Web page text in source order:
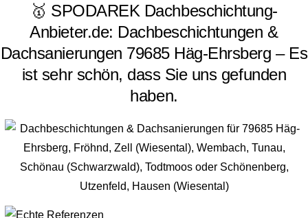
🥇 SPODAREK Dachbeschichtung-
Anbieter.de: Dachbeschichtungen &
Dachsanierungen 79685 Häg-Ehrsberg – Es
ist sehr schön, dass Sie uns gefunden
haben.